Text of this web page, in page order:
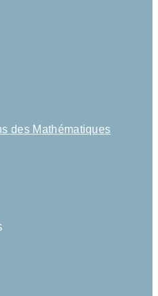
des Mathématiques